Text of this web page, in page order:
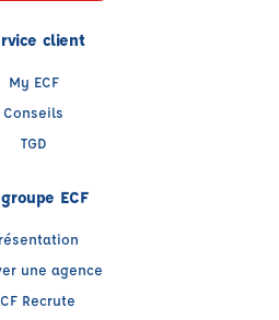
client
My ECF
Conseils
TGD
ECF
une agence
Recrute